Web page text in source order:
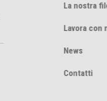
La nostra
Lavora
News
Contatti